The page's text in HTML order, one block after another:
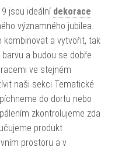
jsou ideální dekorace
významného jubilea.
kombinovat a vytvořit, tak
a budou se dobře
ve stejném
naši sekci Tematické
do dortu nebo
zkontrolujeme zda
produkt
prostoru a v